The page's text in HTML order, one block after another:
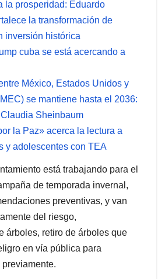
la prosperidad: Eduardo
la transformación de
inversión histórica
cuba se está acercando a
México, Estados Unidos y
se mantiene hasta el 2036:
Sheinbaum
la Paz» acerca la lectura a
y adolescentes con TEA
está trabajando para el
de temporada invernal,
preventivas, y van
del riesgo,
árboles, retiro de árboles que
en vía pública para